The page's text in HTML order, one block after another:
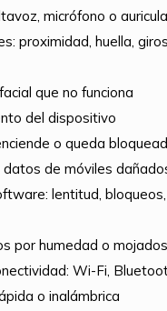
micrófono o
proximidad, huella,
que no funciona
del dispositivo
o queda
datos de móviles
lentitud,
por humedad o mojados
Wi-Fi,
o inalámbrica